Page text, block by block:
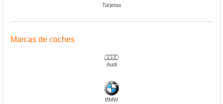
Tarjetas
Marcas de coches
Audi
BMW